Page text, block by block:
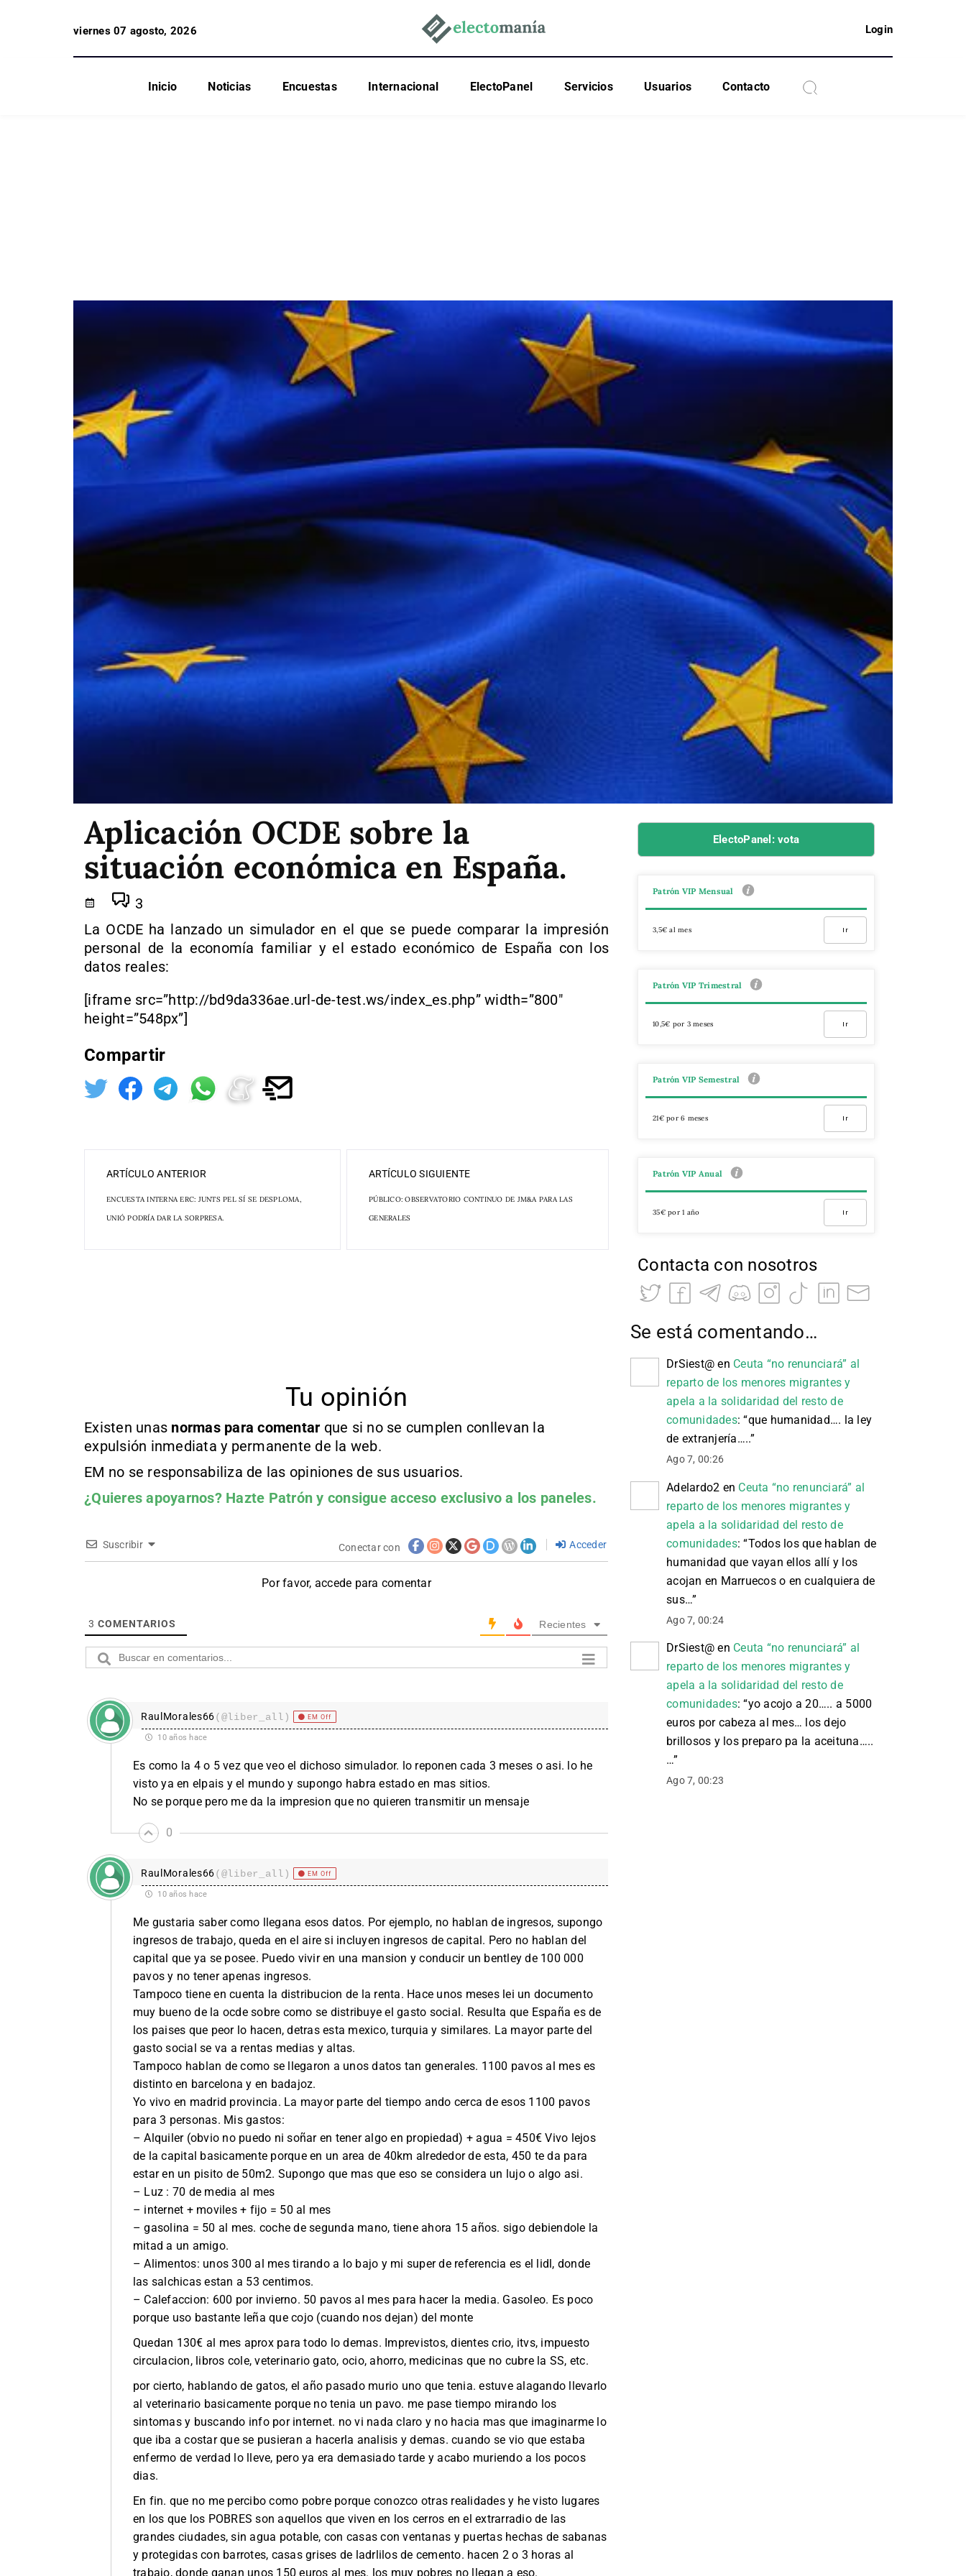
viernes 07 agosto, 2026 Login
Inicio Noticias Encuestas Internacional ElectoPanel Servicios Usuarios Contacto
Aplicación OCDE sobre la
situación económica en España.
3
La OCDE ha lanzado un simulador en el que se puede comparar la impresión
personal de la economía familiar y el estado económico de España con los
datos reales:
[iframe src=”http://bd9da336ae.url-de-test.ws/index_es.php” width=”800″
height=”548px”]
Compartir
ARTÍCULO ANTERIOR
ENCUESTA INTERNA ERC: JUNTS PEL SÍ SE DESPLOMA,
UNIÓ PODRÍA DAR LA SORPRESA.
ARTÍCULO SIGUIENTE
PÚBLICO: OBSERVATORIO CONTINUO DE JM&A PARA LAS
GENERALES
Tu opinión
Existen unas normas para comentar que si no se cumplen conllevan la
expulsión inmediata y permanente de la web.
EM no se responsabiliza de las opiniones de sus usuarios.
¿Quieres apoyarnos? Hazte Patrón y consigue acceso exclusivo a los paneles.
Suscribir Conectar con Acceder
Por favor, accede para comentar
3 COMENTARIOS Recientes
RaulMorales66(@liber_all) EM Off
10 años hace
Es como la 4 o 5 vez que veo el dichoso simulador. lo reponen cada 3 meses o asi. lo he
visto ya en elpais y el mundo y supongo habra estado en mas sitios.
No se porque pero me da la impresion que no quieren transmitir un mensaje
0
RaulMorales66(@liber_all) EM Off
10 años hace
Me gustaria saber como llegana esos datos. Por ejemplo, no hablan de ingresos, supongo
ingresos de trabajo, queda en el aire si incluyen ingresos de capital. Pero no hablan del
capital que ya se posee. Puedo vivir en una mansion y conducir un bentley de 100 000
pavos y no tener apenas ingresos.
Tampoco tiene en cuenta la distribucion de la renta. Hace unos meses lei un documento
muy bueno de la ocde sobre como se distribuye el gasto social. Resulta que España es de
los paises que peor lo hacen, detras esta mexico, turquia y similares. La mayor parte del
gasto social se va a rentas medias y altas.
Tampoco hablan de como se llegaron a unos datos tan generales. 1100 pavos al mes es
distinto en barcelona y en badajoz.
Yo vivo en madrid provincia. La mayor parte del tiempo ando cerca de esos 1100 pavos
para 3 personas. Mis gastos:
– Alquiler (obvio no puedo ni soñar en tener algo en propiedad) + agua = 450€ Vivo lejos
de la capital basicamente porque en un area de 40km alrededor de esta, 450 te da para
estar en un pisito de 50m2. Supongo que mas que eso se considera un lujo o algo asi.
– Luz : 70 de media al mes
– internet + moviles + fijo = 50 al mes
– gasolina = 50 al mes. coche de segunda mano, tiene ahora 15 años. sigo debiendole la
mitad a un amigo.
– Alimentos: unos 300 al mes tirando a lo bajo y mi super de referencia es el lidl, donde
las salchicas estan a 53 centimos.
– Calefaccion: 600 por invierno. 50 pavos al mes para hacer la media. Gasoleo. Es poco
porque uso bastante leña que cojo (cuando nos dejan) del monte
Quedan 130€ al mes aprox para todo lo demas. Imprevistos, dientes crio, itvs, impuesto
circulacion, libros cole, veterinario gato, ocio, ahorro, medicinas que no cubre la SS, etc.
por cierto, hablando de gatos, el año pasado murio uno que tenia. estuve alagando llevarlo
al veterinario basicamente porque no tenia un pavo. me pase tiempo mirando los
sintomas y buscando info por internet. no vi nada claro y no hacia mas que imaginarme lo
que iba a costar que se pusieran a hacerla analisis y demas. cuando se vio que estaba
enfermo de verdad lo lleve, pero ya era demasiado tarde y acabo muriendo a los pocos
dias.
En fin. que no me percibo como pobre porque conozco otras realidades y he visto lugares
en los que los POBRES son aquellos que viven en los cerros en el extrarradio de las
grandes ciudades, sin agua potable, con casas con ventanas y puertas hechas de sabanas
y protegidas con barrotes, casas grises de ladrlilos de cemento. hacen 2 o 3 horas al
trabajo, donde ganan unos 150 euros al mes. los muy pobres no llegan a eso.
ElectoPanel: vota
Patrón VIP Mensual
3,5€ al mes Ir
Patrón VIP Trimestral
10,5€ por 3 meses Ir
Patrón VIP Semestral
21€ por 6 meses Ir
Patrón VIP Anual
35€ por 1 año Ir
Contacta con nosotros
Se está comentando…
DrSiest@ en Ceuta “no renunciará” al
reparto de los menores migrantes y
apela a la solidaridad del resto de
comunidades: “que humanidad…. la ley
de extranjería…..”
Ago 7, 00:26
Adelardo2 en Ceuta “no renunciará” al
reparto de los menores migrantes y
apela a la solidaridad del resto de
comunidades: “Todos los que hablan de
humanidad que vayan ellos allí y los
acojan en Marruecos o en cualquiera de
sus…”
Ago 7, 00:24
DrSiest@ en Ceuta “no renunciará” al
reparto de los menores migrantes y
apela a la solidaridad del resto de
comunidades: “yo acojo a 20….. a 5000
euros por cabeza al mes… los dejo
brillosos y los preparo pa la aceituna…..
…”
Ago 7, 00:23